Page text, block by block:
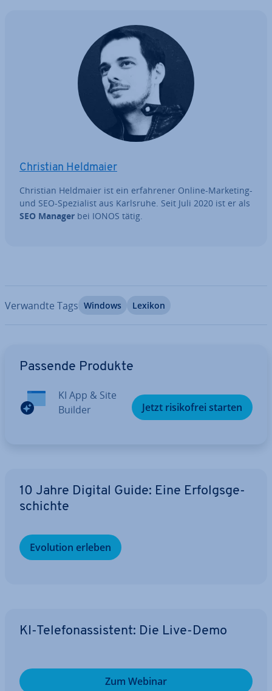
Christian Heldmaier
Christian Heldmaier ist ein er­fah­re­ner Online-Marketing-
und SEO-Spe­zia­list aus Karlsruhe. Seit Juli 2020 ist er als
SEO Manager bei IONOS tätig.
Verwandte Tags Windows Lexikon
Passende Produkte
KI App & Site
Builder
Jetzt ri­si­ko­frei starten
10 Jahre Digital Guide: Eine Er­folgs­ge­
schich­te
Evolution erleben
KI-Te­le­fon­as­sis­tent: Die Live-Demo
Zum Webinar